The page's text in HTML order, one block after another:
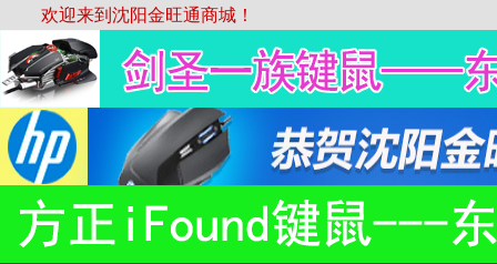
欢迎来到沈阳金旺通商城！